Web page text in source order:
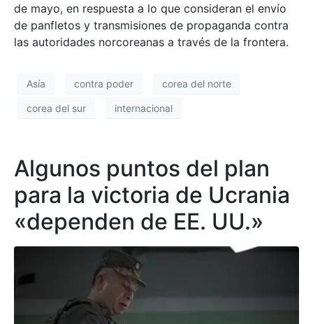
de mayo, en respuesta a lo que consideran el envío
de panfletos y transmisiones de propaganda contra
las autoridades norcoreanas a través de la frontera.
Asía contra poder corea del norte
corea del sur internacional
Algunos puntos del plan
para la victoria de Ucrania
«dependen de EE. UU.»